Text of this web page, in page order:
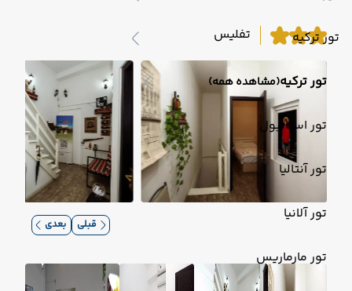
تور ترکیه
تور ترکیه(مشاهده همه)
تور استانبول
تور آنتالیا
تور آلانیا
تور مارماریس
تفلیس
قبلی بعدی